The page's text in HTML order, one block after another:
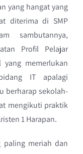
yang hangat yang
diterima di SMP
sambutannya,
Profil Pelajar
yang memerlukan
IT apalagi
berharap sekolah-
mengikuti praktik
1 Harapan.
paling meriah dan